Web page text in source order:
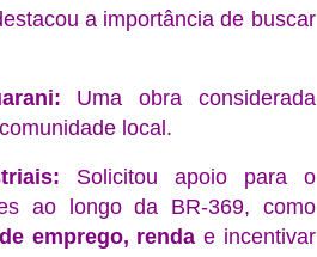
a importância de buscar
Uma obra considerada
local.
Solicitou apoio para o
ao longo da BR-369, como
emprego, renda e incentivar